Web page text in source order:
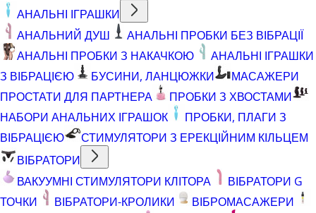
АНАЛЬНІ ІГРАШКИ
АНАЛЬНИЙ ДУШ
АНАЛЬНІ ПРОБКИ БЕЗ ВІБРАЦІЇ
АНАЛЬНІ ПРОБКИ З НАКАЧКОЮ
АНАЛЬНІ ІГРАШКИ
З ВІБРАЦІЄЮ
БУСИНИ, ЛАНЦЮЖКИ
МАСАЖЕРИ
ПРОСТАТИ ДЛЯ ПАРТНЕРА
ПРОБКИ З ХВОСТАМИ
НАБОРИ АНАЛЬНИХ ІГРАШОК
ПРОБКИ, ПЛАГИ З
ВІБРАЦІЄЮ
СТИМУЛЯТОРИ З ЕРЕКЦІЙНИМ КІЛЬЦЕМ
ВІБРАТОРИ
ВАКУУМНІ СТИМУЛЯТОРИ КЛІТОРА
ВІБРАТОРИ G
ТОЧКИ
ВІБРАТОРИ-КРОЛИКИ
ВІБРОМАСАЖЕРИ